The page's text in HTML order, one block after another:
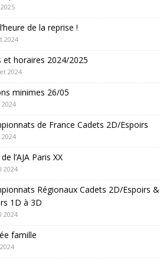
de la reprise !
2024
et horaires 2024/2025
2024
minimes 26/05
de France Cadets 2D/Espoirs
l’AJA Paris XX
2024
Régionaux Cadets 2D/Espoirs &
1D à 3D
2024
famille